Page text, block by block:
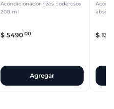
Acondicionador rizos poderosos
200 ml
$ 549000
Agregar
$ 13